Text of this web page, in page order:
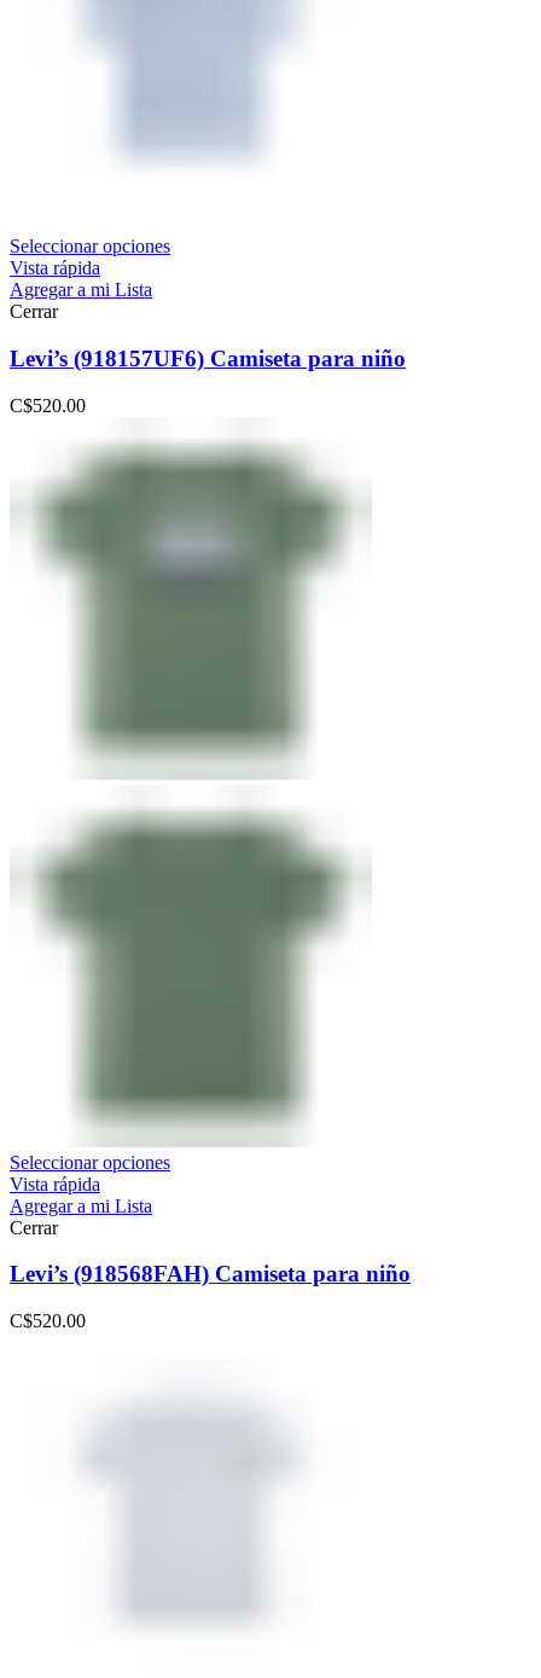
Seleccionar opciones
Vista rápida
Agregar a mi Lista
Cerrar
Levi’s (918157UF6) Camiseta para niño
C$520.00
Seleccionar opciones
Vista rápida
Agregar a mi Lista
Cerrar
Levi’s (918568FAH) Camiseta para niño
C$520.00